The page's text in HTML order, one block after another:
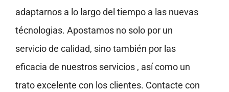
adaptarnos a lo largo del tiempo a las nuevas
técnologias. Apostamos no solo por un
servicio de calidad, sino también por las
eficacia de nuestros servicios , así como un
trato excelente con los clientes. Contacte con